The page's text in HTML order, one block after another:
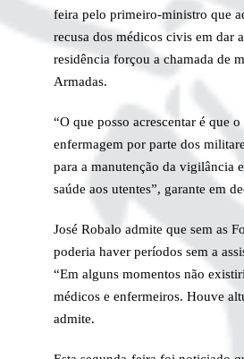
feira pelo primeiro-ministro que
recusa dos médicos civis em dar
residência forçou a chamada de
Armadas.
“O que posso acrescentar é que
enfermagem por parte dos
para a manutenção da vigilância
saúde aos utentes”, garante em
José Robalo admite que sem as
poderia haver períodos sem a
“Em alguns momentos não
médicos e enfermeiros. Houve
admite.